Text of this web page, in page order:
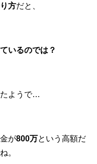
方だと、
いるのでは？
たようで…
が800万という高額だ
。